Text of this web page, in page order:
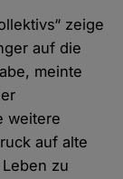
zeige
auf die
meinte
weitere
auf alte
zu